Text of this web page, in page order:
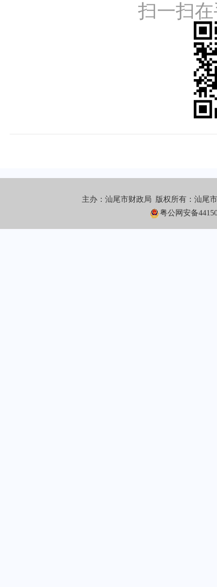
扫一扫
主办：汕尾市财政局 版权所有：汕尾
粤公网安备